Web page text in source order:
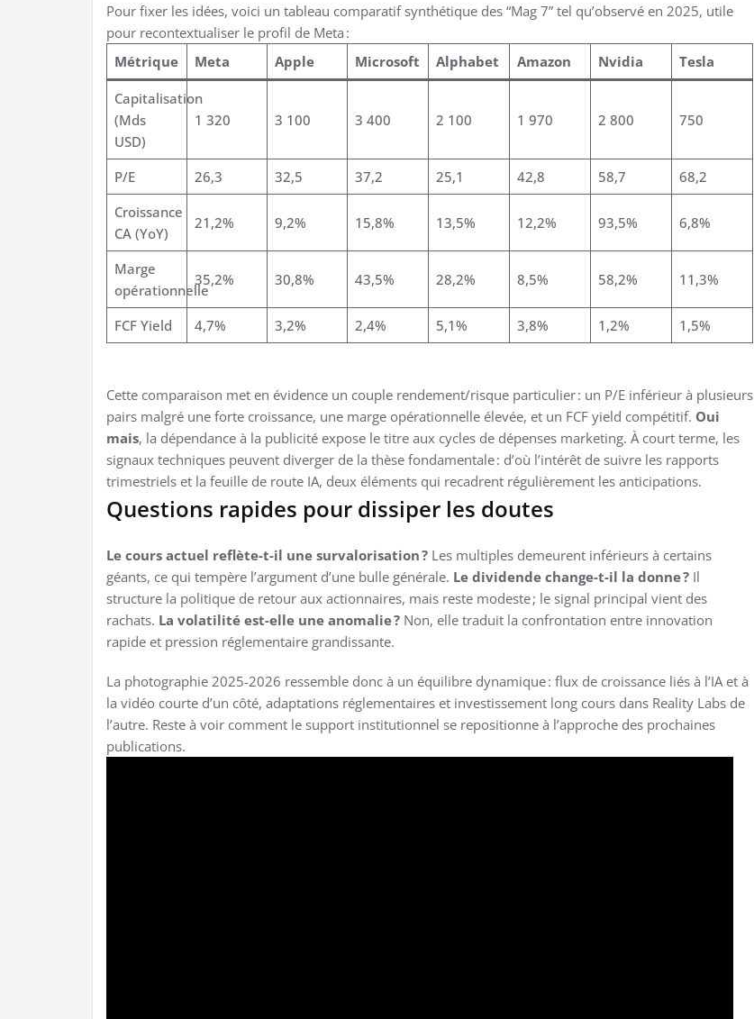
Pour fixer les idées, voici un tableau comparatif synthétique des “Mag 7” tel qu’observé en 2025, utile
pour recontextualiser le profil de Meta :
Métrique
Meta Apple Microsoft Alphabet Amazon Nvidia Tesla
Capitalisation
(Mds
USD)
1 320 3 100 3 400 2 100 1 970 2 800 750
P/E 26,3 32,5 37,2 25,1 42,8 58,7
68,2
Croissance
CA (YoY)
21,2% 9,2% 15,8% 13,5% 12,2% 93,5% 6,8%
Marge
opérationnelle
35,2% 30,8% 43,5% 28,2% 8,5% 58,2% 11,3%
FCF Yield 4,7% 3,2% 2,4% 5,1% 3,8% 1,2% 1,5%
Cette comparaison met en évidence un couple rendement/risque particulier : un P/E inférieur à plusieurs
pairs malgré une forte croissance, une marge opérationnelle élevée, et un FCF yield compétitif. Oui
mais, la dépendance à la publicité expose le titre aux cycles de dépenses marketing. À court terme, les
signaux techniques peuvent diverger de la thèse fondamentale : d’où l’intérêt de suivre les rapports
trimestriels et la feuille de route IA, deux éléments qui recadrent régulièrement les anticipations.
Questions rapides pour dissiper les doutes
Le cours actuel reflète-t-il une survalorisation ? Les multiples demeurent inférieurs à certains
géants, ce qui tempère l’argument d’une bulle générale. Le dividende change-t-il la donne ? Il
structure la politique de retour aux actionnaires, mais reste modeste ; le signal principal vient des
rachats. La volatilité est-elle une anomalie ? Non, elle traduit la confrontation entre innovation
rapide et pression réglementaire grandissante.
La photographie 2025-2026 ressemble donc à un équilibre dynamique : flux de croissance liés à l’IA et à
la vidéo courte d’un côté, adaptations réglementaires et investissement long cours dans Reality Labs de
l’autre. Reste à voir comment le support institutionnel se repositionne à l’approche des prochaines
publications.